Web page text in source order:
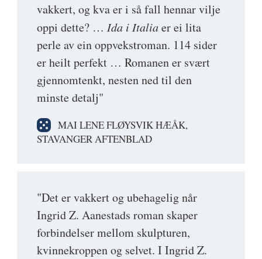
vakkert, og kva er i så fall hennar vilje
oppi dette? … Ida i Italiaer ei lita
perle av ein oppvekstroman. 114 sider
er heilt perfekt … Romanen er svært
gjennomtenkt, nesten ned til den
minste detalj"
MAI LENE FLØYSVIK HÆÅK,
STAVANGER AFTENBLAD
"Det er vakkert og ubehagelig når
Ingrid Z. Aanestads roman skaper
forbindelser mellom skulpturen,
kvinnekroppen og selvet. I Ingrid Z.